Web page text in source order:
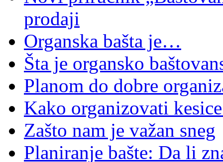
prodaji
Organska bašta je…
Šta je organsko
Planom do dobre
Kako organizovati
Zašto nam je važan sneg
Planiranje bašte: Da li